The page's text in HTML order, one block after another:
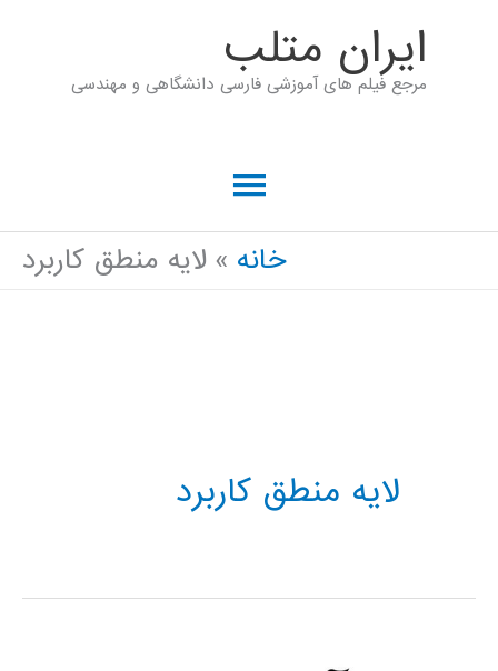
ايران متلب
مرجع فیلم های آموزشی فارسی دانشگاهی و مهندسی
فهرست
اصلی
خانه لایه منطق کاربرد
لایه منطق کاربرد